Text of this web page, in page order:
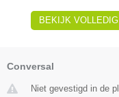
BEKIJK VOLLEDIG
Conversal
Niet gevestigd in de